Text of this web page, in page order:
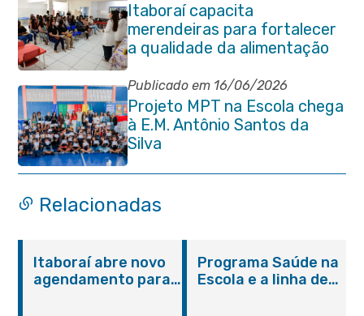
Itaboraí capacita
merendeiras para fortalecer
a qualidade da alimentação
escolar na rede municipal
Publicado em 16/06/2026
Projeto MPT na Escola chega
à E.M. Antônio Santos da
Silva
Relacionadas
Itaboraí abre novo
agendamento para
Programa Saúde na
Escola e a linha de